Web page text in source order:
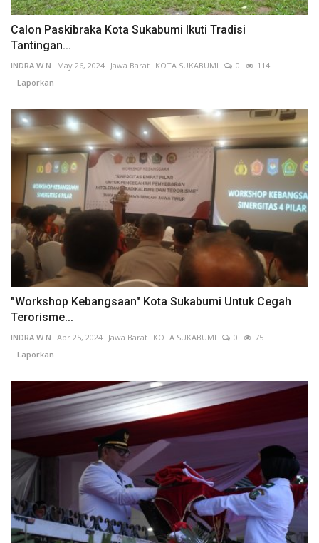
Calon Paskibraka Kota Sukabumi Ikuti Tradisi
Tantingan...
INDRA W N May 26, 2024 Jawa Barat KOTA SUKABUMI 0
114
Laporkan
"Workshop Kebangsaan" Kota Sukabumi Untuk Cegah
Terorisme...
INDRA W N Apr 25, 2024 Jawa Barat KOTA SUKABUMI 0
75
Laporkan